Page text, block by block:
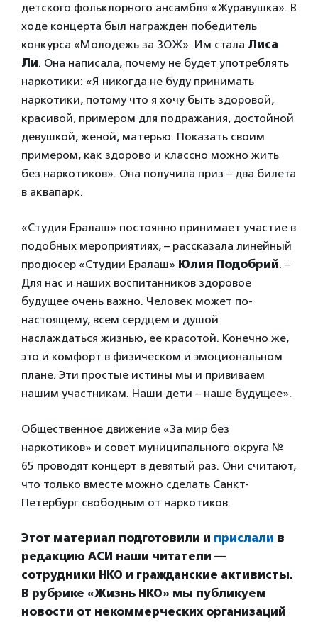
детского фольклорного ансамбля «Журавушка». В
ходе концерта был награжден победитель
конкурса «Молодежь за ЗОЖ». Им стала Лиса
Ли. Она написала, почему не будет употреблять
наркотики: «Я никогда не буду принимать
наркотики, потому что я хочу быть здоровой,
красивой, примером для подражания, достойной
девушкой, женой, матерью. Показать своим
примером, как здорово и классно можно жить
без наркотиков». Она получила приз – два билета
в аквапарк.
«Студия Ералаш» постоянно принимает участие в
подобных мероприятиях, – рассказала линейный
продюсер «Студии Ералаш» Юлия Подобрий. –
Для нас и наших воспитанников здоровое
будущее очень важно. Человек может по-
настоящему, всем сердцем и душой
наслаждаться жизнью, ее красотой. Конечно же,
это и комфорт в физическом и эмоциональном
плане. Эти простые истины мы и прививаем
нашим участникам. Наши дети – наше будущее».
Общественное движение «За мир без
наркотиков» и совет муниципального округа №
65 проводят концерт в девятый раз. Они считают,
что только вместе можно сделать Санкт-
Петербург свободным от наркотиков.
Этот материал подготовили и прислали в
редакцию АСИ наши читатели —
сотрудники НКО и гражданские активисты.
В рубрике «Жизнь НКО» мы публикуем
новости от некоммерческих организаций